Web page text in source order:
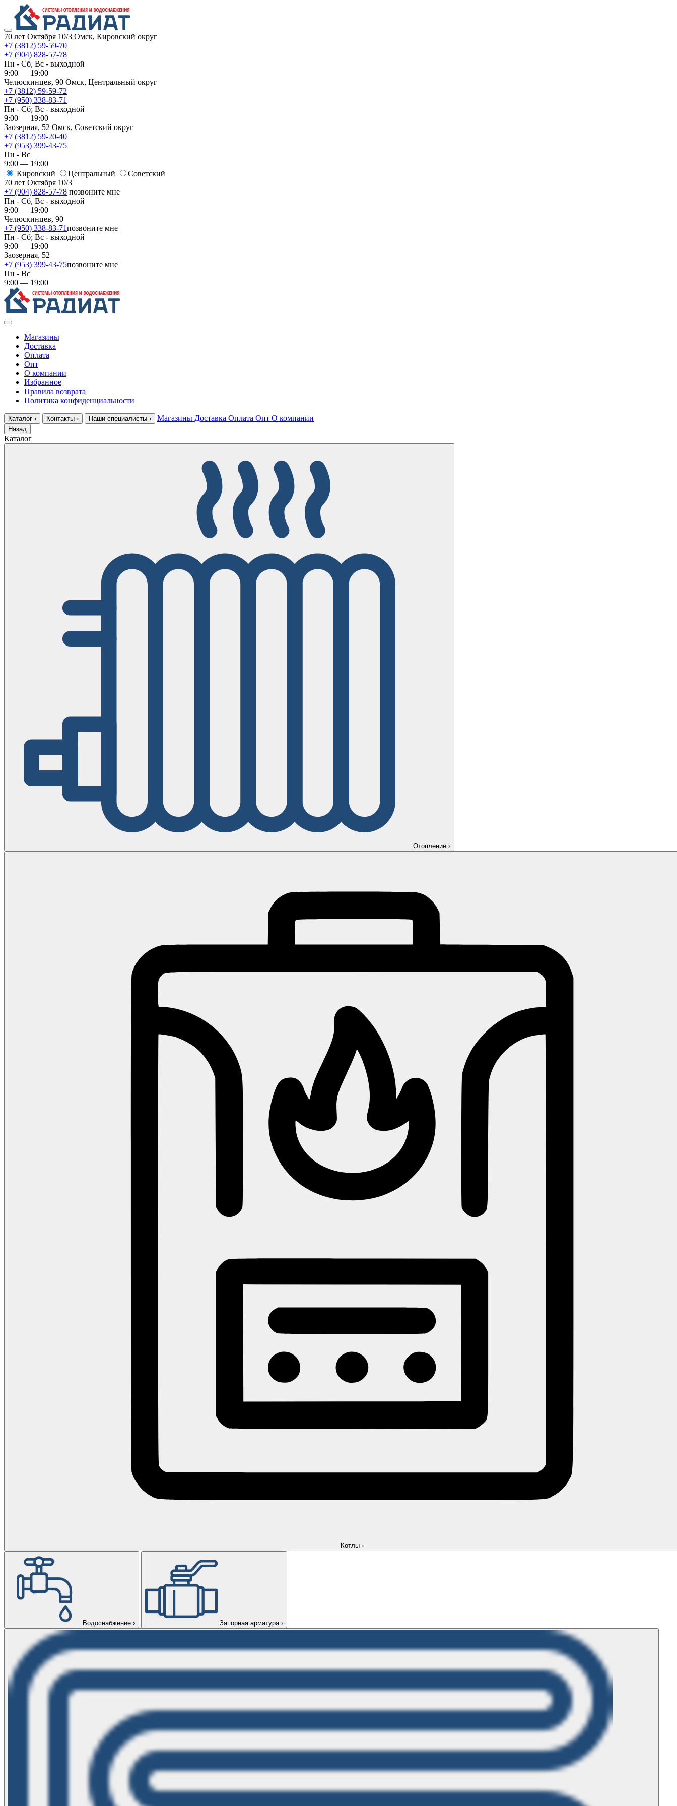
70 лет Октября 10/3 Омск, Кировский округ
+7 (3812) 59-59-70
+7 (904) 828-57-78
Пн - Сб, Вс - выходной
9:00 — 19:00
Челюскинцев, 90 Омск, ​Центральный округ
+7 (3812) 59-59-72
+7 (950) 338-83-71
Пн - Сб; Вс - выходной
9:00 — 19:00
Заозерная, 52 Омск, ​Советский округ
+7 (3812) 59-20-40
+7 (953) 399-43-75
Пн - Вс
9:00 — 19:00
Кировский
​Центральный
​Советский
70 лет Октября 10/3
+7 (904) 828-57-78 позвоните мне
Пн - Сб, Вс - выходной
9:00 — 19:00
Челюскинцев, 90
+7 (950) 338-83-71позвоните мне
Пн - Сб; Вс - выходной
9:00 — 19:00
Заозерная, 52
+7 (953) 399-43-75позвоните мне
Пн - Вс
9:00 — 19:00
Магазины
Доставка
Оплата
Опт
О компании
Избранное
Правила возврата
Политика конфиденциальности
Каталог › Контакты › Наши специалисты › Магазины Доставка Оплата Опт О компании
Назад
Каталог
Отопление ›
Котлы ›
Водоснабжение › Запорная арматура ›